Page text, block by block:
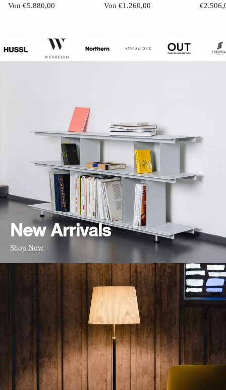
Von €5.880,00 Von €1.260,00
New Arrivals
Shop Now